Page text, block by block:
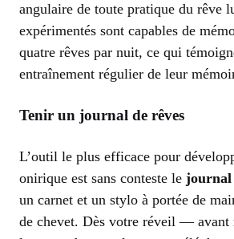
angulaire de toute pratique du rêve
expérimentés sont capables de
quatre rêves par nuit, ce qui
entraînement régulier de leur
Tenir un journal de rêves
L’outil le plus efficace pour
onirique est sans conteste le journal
un carnet et un stylo à portée de
de chevet. Dès votre réveil — avant